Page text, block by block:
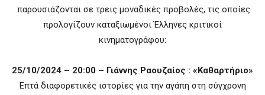
παρουσιάζονται σε τρεις μοναδικές προβολές, τις οποίες
προλογίζουν καταξιωμένοι Έλληνες κριτικοί
κινηματογράφου:
25/10/2024 – 20:00 – Γιάννης Ραουζαίος : «Καθαρτήριο»
Επτά διαφορετικές ιστορίες για την αγάπη στη σύγχρονη